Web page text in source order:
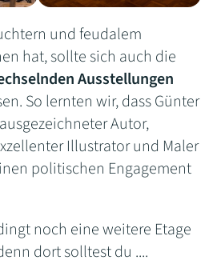
und feudalem
hat, sollte sich auch die
Ausstellungen
So lernten wir, dass Günter
Autor,
Illustrator und Maler
politischen Engagement
noch eine weitere Etage
dort solltest du ....